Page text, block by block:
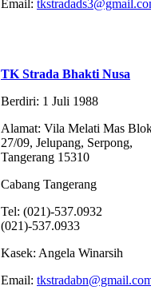
Email:
TK Strada Bhakti Nusa
Berdiri: 1 Juli 1988
Alamat: Vila Melati Mas
27/09, Jelupang, Serpong,
Tangerang 15310
Cabang Tangerang
Tel: (021)-537.0932
(021)-537.0933
Kasek: Angela Winarsih
Email: